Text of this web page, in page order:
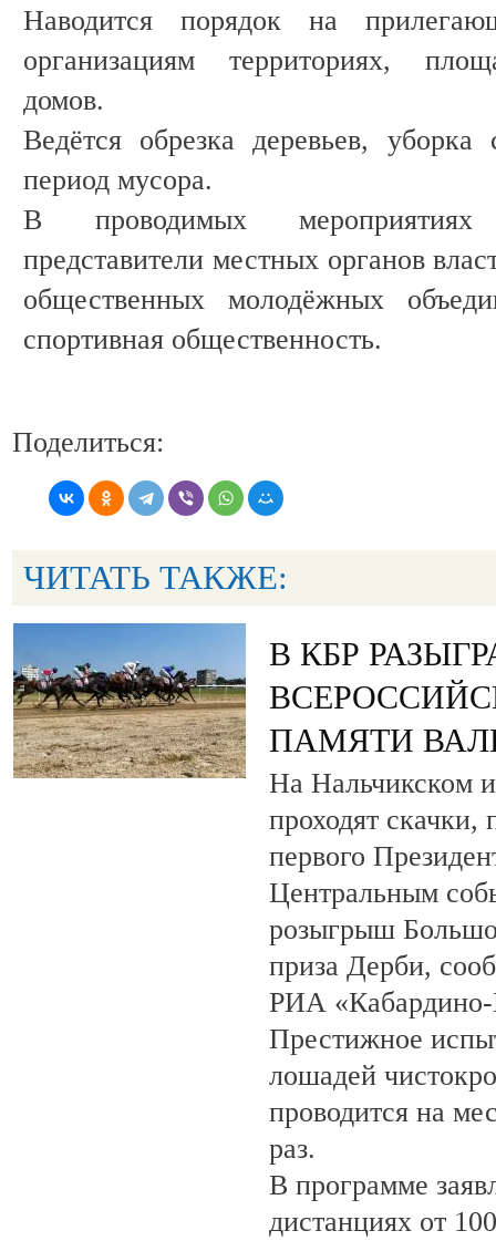
Наводится порядок на
организациям территориях,
домов.
Ведётся обрезка деревьев,
период мусора.
В проводимых
представители местных органов
общественных молодёжных
спортивная общественность.
Поделиться:
ЧИТАТЬ ТАКЖЕ:
В КБР
ПАМЯТИ
На Нальчикском
проходят
первого
Центральным
розыгрыш
приза Дерби,
РИА «Кабардино-
Престижное
лошадей
проводится на
раз.
В программе
дистанциях от